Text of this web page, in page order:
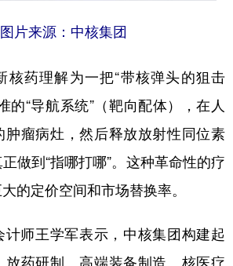
片来源：中核集团
药理解为一把“带核弹头的狙击
的“导航系统”（靶向配体），在人
瘤病灶，然后释放放射性同位素
做到“指哪打哪”。这种革命性的疗
的定价空间和市场替换率。
师王学军表示，中核集团构建起
药研制、高端装备制造、核医疗